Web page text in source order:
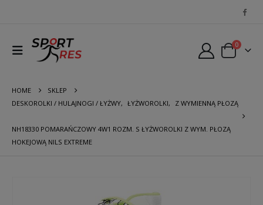
0
HOME
SKLEP
DESKOROLKI / HULAJNOGI / ŁYŻWY, ŁYŻWOROLKI, Z WYMIENNĄ PŁOZĄ
NH18330 POMARAŃCZOWY 4W1 ROZM. S ŁYŻWOROLKI Z WYM. PŁOZĄ
HOKEJOWĄ NILS EXTREME